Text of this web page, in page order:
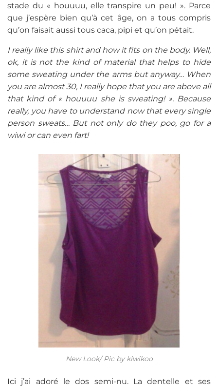
stade du « houuuu, elle transpire un peu! ». Parce
que j’espère bien qu’à cet âge, on a tous compris
qu’on faisait aussi tous caca, pipi et qu’on pétait.
I really like this shirt and how it fits on the body. Well,
ok, it is not the kind of material that helps to hide
some sweating under the arms but anyway… When
you are almost 30, I really hope that you are above all
that kind of « houuuu she is sweating! ». Because
really, you have to understand now that every single
person sweats… But not only do they poo, go for a
wiwi or can even fart!
New Look/ Pic by kiwikoo
Ici j’ai adoré le dos semi-nu. La dentelle et ses